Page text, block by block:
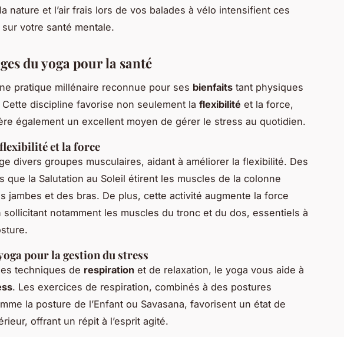
nature et l’air frais lors de vos balades à vélo intensifient ces
votre santé mentale.
du yoga pour la santé
pratique millénaire reconnue pour ses bienfaits tant physiques
discipline favorise non seulement la flexibilité et la force,
également un excellent moyen de gérer le stress au quotidien.
et la force
divers groupes musculaires, aidant à améliorer la flexibilité. Des
que la Salutation au Soleil étirent les muscles de la colonne
jambes et des bras. De plus, cette activité augmente la force
sollicitant notamment les muscles du tronc et du dos, essentiels à
pour la gestion du stress
techniques de respiration et de relaxation, le yoga vous aide à
. Les exercices de respiration, combinés à des postures
la posture de l’Enfant ou Savasana, favorisent un état de
offrant un répit à l’esprit agité.